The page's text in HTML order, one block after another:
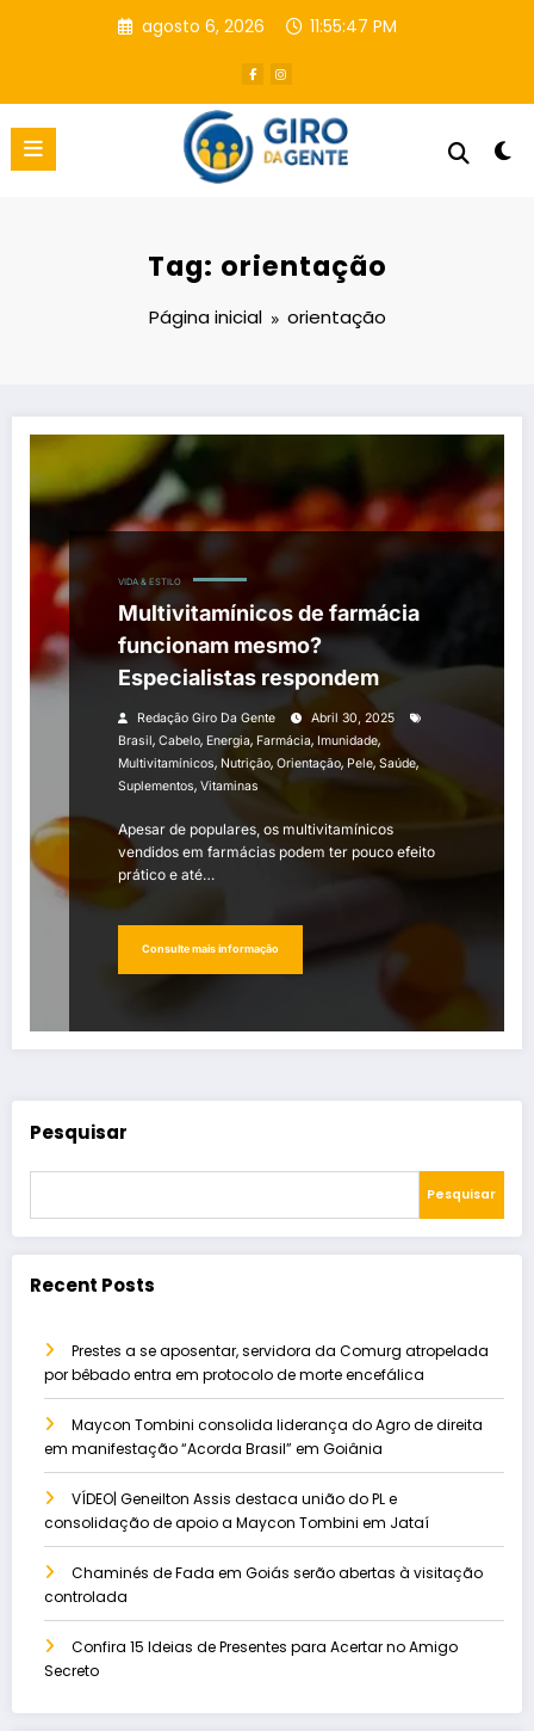
agosto 6, 2026 11:55:48 PM
Tag: orientação
Página inicial orientação
VIDA & ESTILO
Multivitamínicos de farmácia
funcionam mesmo?
Especialistas respondem
Redação Giro Da Gente
Abril 30, 2025
Brasil, Cabelo, Energia, Farmácia, Imunidade,
Multivitamínicos, Nutrição, Orientação, Pele, Saúde,
Suplementos, Vitaminas
Apesar de populares, os multivitamínicos
vendidos em farmácias podem ter pouco efeito
prático e até…
Consulte mais informação
Pesquisar
Pesquisar
Recent Posts
Prestes a se aposentar, servidora da Comurg atropelada
por bêbado entra em protocolo de morte encefálica
Maycon Tombini consolida liderança do Agro de direita
em manifestação “Acorda Brasil” em Goiânia
VÍDEO| Geneilton Assis destaca união do PL e
consolidação de apoio a Maycon Tombini em Jataí
Chaminés de Fada em Goiás serão abertas à visitação
controlada
Confira 15 Ideias de Presentes para Acertar no Amigo
Secreto